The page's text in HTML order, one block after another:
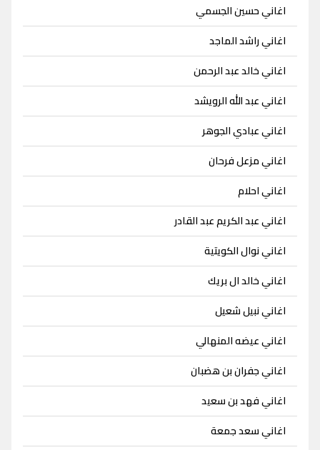
اغاني حسين الجسمي
اغاني راشد الماجد
اغاني خالد عبد الرحمن
اغاني عبد الله الرويشد
اغاني عبادي الجوهر
اغاني مزعل فرحان
اغاني احلام
اغاني عبد الكريم عبد القادر
اغاني نوال الكويتية
اغاني خالد ال بريك
اغاني نبيل شعيل
اغاني عيضه المنهالي
اغاني جفران بن هضبان
اغاني فهد بن سعيد
اغاني سعد جمعة